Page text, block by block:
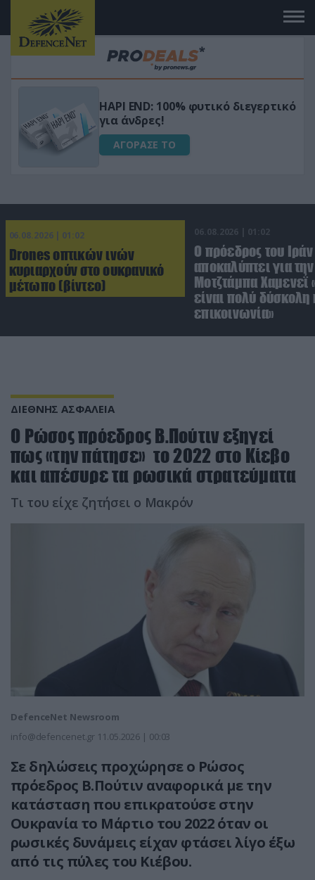
Μεταμόρφωσε τον κήπο σου με το
Ultra Box Μίνι Αλυσοπρίονο με
μπαταρία λιθίου
ΑΓΟΡΑΣΕ ΤΟ
06.08.2026 | 01:02
Drones οπτικών ινών
κυριαρχούν στο ουκρανικό
μέτωπο (βίντεο)
06.08.2026 | 01:02
Ο πρόεδρος του Ιράν
αποκαλύπτει για
Μοτζτάμπα Χαμενεΐ
είναι πολύ δύσκολη
επικοινωνία»
ΔΙΕΘΝΗΣ ΑΣΦΑΛΕΙΑ
Ο Ρώσος πρόεδρος Β.Πούτιν εξηγεί
πως «την πάτησε» το 2022 στο Κίεβο
και απέσυρε τα ρωσικά στρατεύματα
Τι του είχε ζητήσει ο Μακρόν
DefenceNet Newsroom
info@defencenet.gr 11.05.2026 | 00:03
Σε δηλώσεις προχώρησε ο Ρώσος
πρόεδρος Β.Πούτιν αναφορικά με την
κατάσταση που επικρατούσε στην
Ουκρανία το Μάρτιο του 2022 όταν οι
ρωσικές δυνάμεις είχαν φτάσει λίγο έξω
από τις πύλες του Κιέβου.